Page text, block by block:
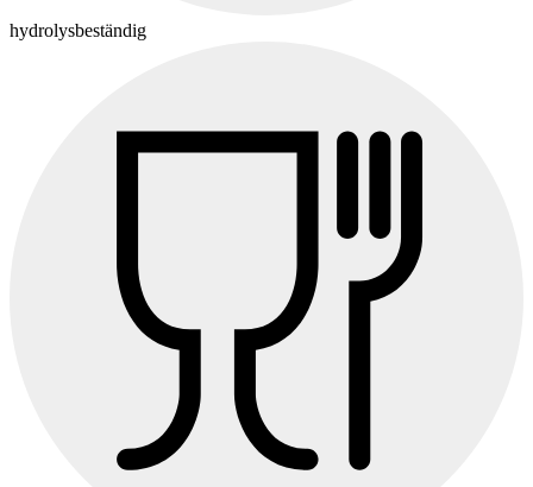
hydrolysbeständig